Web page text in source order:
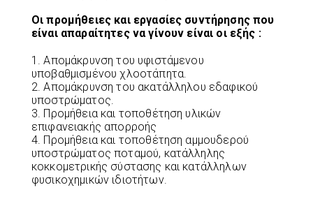
Οι προμήθειες και εργασίες συντήρησης που
είναι απαραίτητες να γίνουν είναι οι εξής :
1. Απομάκρυνση του υφιστάμενου
υποβαθμισμένου χλοοτάπητα.
2. Απομάκρυνση του ακατάλληλου εδαφικού
υποστρώματος.
3. Προμήθεια και τοποθέτηση υλικών
επιφανειακής απορροής
4. Προμήθεια και τοποθέτηση αμμουδερού
υποστρώματος ποταμού, κατάλληλης
κοκκομετρικής σύστασης και κατάλληλων
φυσικοχημικών ιδιοτήτων.